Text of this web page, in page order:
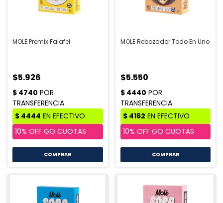
MOLE Premix Falafel
$5.926
MOLE Rebozador Todo En Uno
$5.550